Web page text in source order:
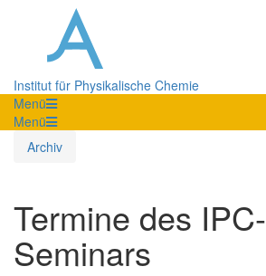
Institut für Physikalische Chemie
Menü
Menü
Archiv
Termine des IPC-
Seminars